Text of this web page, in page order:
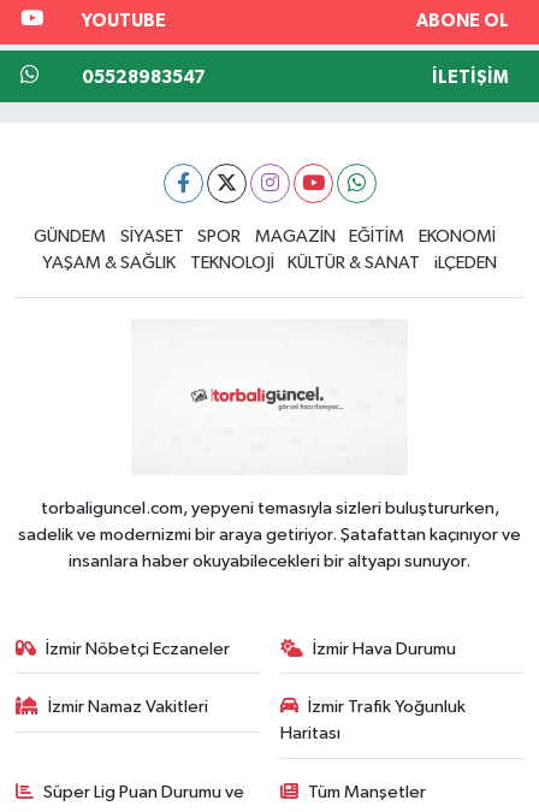
YOUTUBE ABONE OL
05528983547 İLETIŞIM
GÜNDEM SİYASET SPOR MAGAZİN EĞİTİM
EKONOMİ
YAŞAM & SAĞLIK
TEKNOLOJİ KÜLTÜR & SANAT iLÇEDEN
torbaliguncel.com, yepyeni temasıyla sizleri buluştururken,
sadelik ve modernizmi bir araya getiriyor. Şatafattan kaçınıyor ve
insanlara haber okuyabilecekleri bir altyapı sunuyor.
İzmir Nöbetçi Eczaneler İzmir Hava Durumu
İzmir Namaz Vakitleri
İzmir Trafik Yoğunluk
Haritası
Süper Lig Puan Durumu ve
Tüm Manşetler